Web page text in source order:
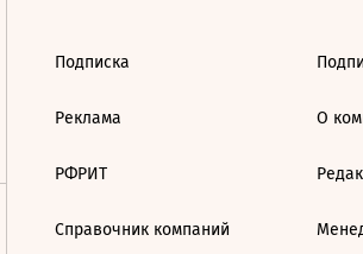
Подписка
Реклама
РФРИТ
Справочник компаний
О